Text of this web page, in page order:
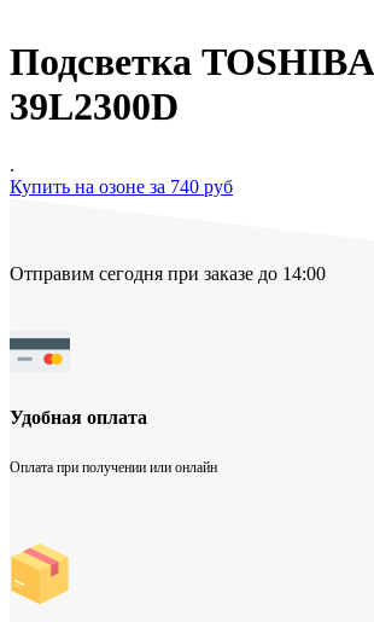
Подсветка TOSHIBA
39L2300D
.
Купить на озоне за 740 руб
Отправим сегодня при заказе до 14:00
Удобная оплата
Оплата при получении или онлайн